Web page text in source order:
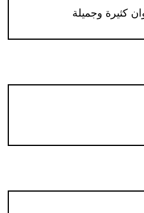
كثيرة وجميلة